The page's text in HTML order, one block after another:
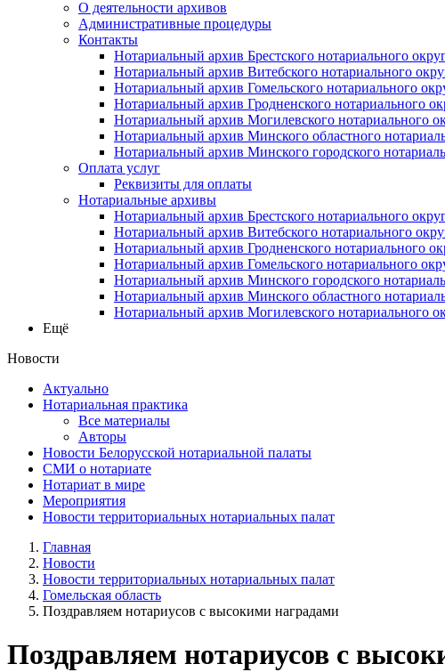
О деятельности архивов
Административные процедуры
Контакты
Нотариальный архив Брестского нотариального
Нотариальный архив Витебского нотариального
Нотариальный архив Гомельского нотариального
Нотариальный архив Гродненского нотариального
Нотариальный архив Могилевского нотариального
Нотариальный архив Минского областного
Нотариальный архив Минского городского
Оплата услуг
Реквизиты для оплаты
Нотариальные архивы
Нотариальный архив Брестского нотариального
Нотариальный архив Витебского нотариального
Нотариальный архив Гродненского нотариального
Нотариальный архив Гомельского нотариального
Нотариальный архив Минского городского
Нотариальный архив Минского областного
Нотариальный архив Могилевского нотариального
Ещё
Новости
Актуально
Нотариальная практика
Все материалы
Авторы
Новости Белорусской нотариальной палаты
СМИ о нотариате
Нотариат в мире
Мероприятия
Новости территориальных нотариальных палат
Главная
Новости
Новости территориальных нотариальных палат
Гомельская область
Поздравляем нотариусов с высокими наградами
Поздравляем нотариусов с